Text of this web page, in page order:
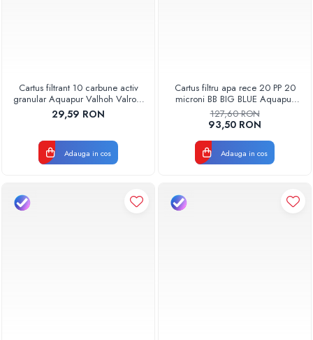
Cartus filtrant 10 carbune activ
granular Aquapur Valhoh Valrom
AQUA07000510000
29,59 RON
Adauga in cos
Cartus filtru apa rece 20 PP 20
microni BB BIG BLUE Aquapur
Valhoh Valrom
AQUA07100120020
127,60 RON
93,50 RON
Adauga in cos